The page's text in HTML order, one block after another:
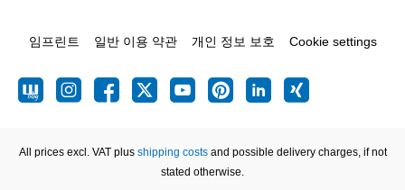
임프린트 일반 이용 약관 개인 정보 보호 Cookie settings
All prices excl. VAT plus shipping costsand possible delivery charges, if not
stated otherwise.